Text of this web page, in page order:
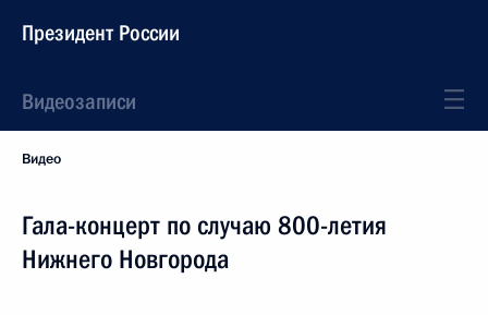
Президент России
Видеозаписи
Видео
Гала-концерт по случаю 800-летия
Нижнего Новгорода